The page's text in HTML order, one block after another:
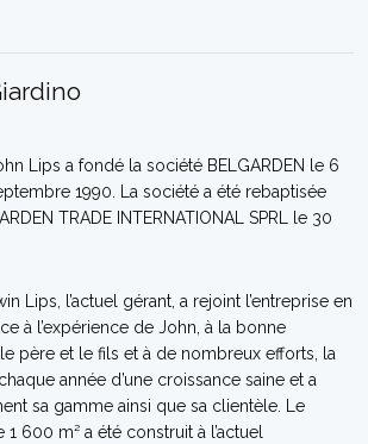
Lips a fondé la société BELGARDEN le 6
1990. La société a été rebaptisée
TRADE INTERNATIONAL SPRL le 30
Lips, l’actuel gérant, a rejoint l’entreprise en
à l’expérience de John, à la bonne
père et le fils et à de nombreux efforts, la
année d’une croissance saine et a
sa gamme ainsi que sa clientèle. Le
600 m² a été construit à l’actuel